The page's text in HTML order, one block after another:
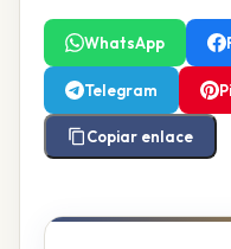
WhatsApp
Telegram
Copiar enlace